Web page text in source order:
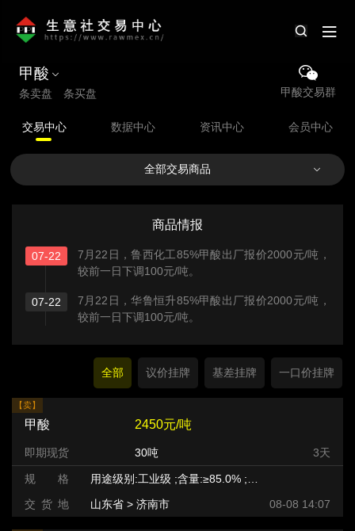
甲酸
条卖盘 条买盘 甲酸交易群
交易中心 数据中心 资讯中心 会员中心
全部交易商品
商品情报
07-22
7月22日，鲁西化工85%甲酸出厂报价2000元/吨，
较前一日下调100元/吨。
07-22
7月22日，华鲁恒升85%甲酸出厂报价2000元/吨，
较前一日下调100元/吨。
全部 议价挂牌 基差挂牌 一口价挂牌
【卖】
甲酸 2450元/吨
即期现货 30吨 3天
规 格
用途级别:工业级 ;含量:≥85.0% ;等级:优等品 ;
交 货 地
山东省 > 济南市 08-08 14:07